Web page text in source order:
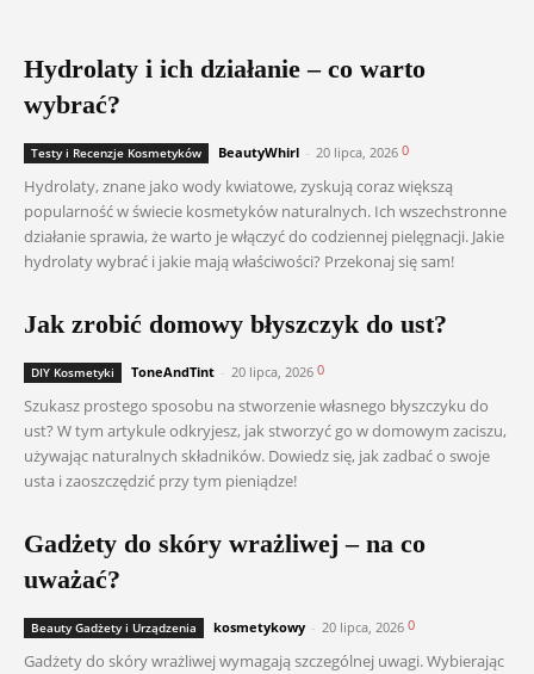
Hydrolaty i ich działanie – co warto
wybrać?
Testy i Recenzje Kosmetyków BeautyWhirl - 20 lipca, 2026 0
Hydrolaty, znane jako wody kwiatowe, zyskują coraz większą
popularność w świecie kosmetyków naturalnych. Ich wszechstronne
działanie sprawia, że warto je włączyć do codziennej pielęgnacji. Jakie
hydrolaty wybrać i jakie mają właściwości? Przekonaj się sam!
Jak zrobić domowy błyszczyk do ust?
DIY Kosmetyki ToneAndTint - 20 lipca, 2026 0
Szukasz prostego sposobu na stworzenie własnego błyszczyku do
ust? W tym artykule odkryjesz, jak stworzyć go w domowym zaciszu,
używając naturalnych składników. Dowiedz się, jak zadbać o swoje
usta i zaoszczędzić przy tym pieniądze!
Gadżety do skóry wrażliwej – na co
uważać?
Beauty Gadżety i Urządzenia kosmetykowy - 20 lipca, 2026 0
Gadżety do skóry wrażliwej wymagają szczególnej uwagi. Wybierając